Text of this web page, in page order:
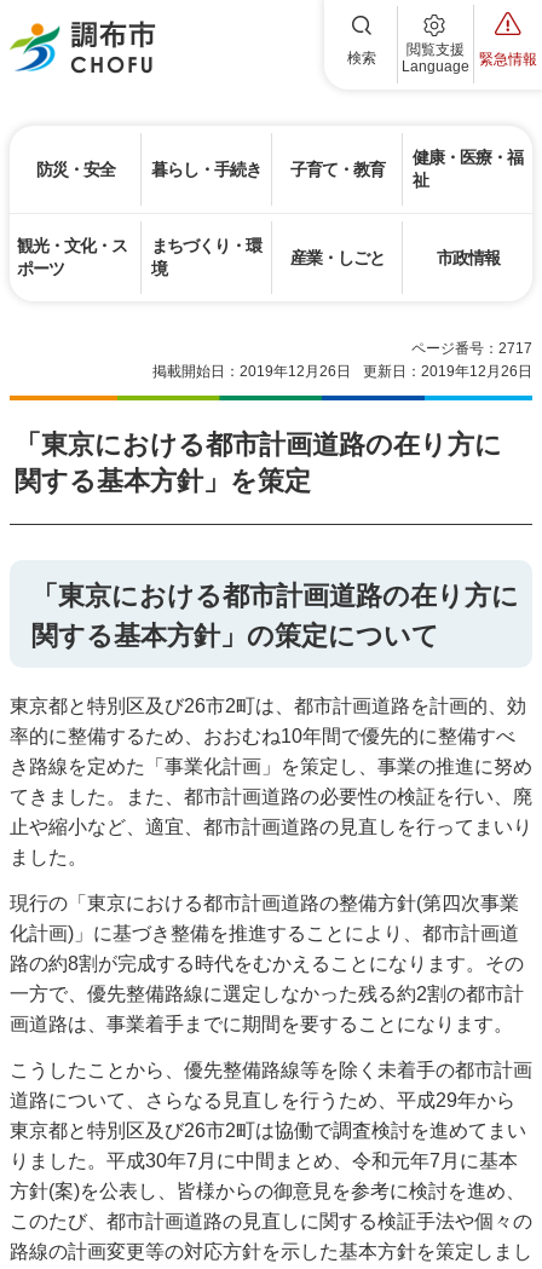
調布市 検索
閲覧支援
Language
緊急情報
防災・安全 暮らし・手続き 子育て・教育
健康・医療・福
祉
観光・文化・ス
ポーツ
まちづくり・環
境
産業・しごと 市政情報
ページ番号：2717
掲載開始日：2019年12月26日
更新日：2019年12月26日
「東京における都市計画道路の在り方に
関する基本方針」を策定
「東京における都市計画道路の在り方に
関する基本方針」の策定について
東京都と特別区及び26市2町は、都市計画道路を計画的、効
率的に整備するため、おおむね10年間で優先的に整備すべ
き路線を定めた「事業化計画」を策定し、事業の推進に努め
てきました。また、都市計画道路の必要性の検証を行い、廃
止や縮小など、適宜、都市計画道路の見直しを行ってまいり
ました。
現行の「東京における都市計画道路の整備方針(第四次事業
化計画)」に基づき整備を推進することにより、都市計画道
路の約8割が完成する時代をむかえることになります。その
一方で、優先整備路線に選定しなかった残る約2割の都市計
画道路は、事業着手までに期間を要することになります。
こうしたことから、優先整備路線等を除く未着手の都市計画
道路について、さらなる見直しを行うため、平成29年から
東京都と特別区及び26市2町は協働で調査検討を進めてまい
りました。平成30年7月に中間まとめ、令和元年7月に基本
方針(案)を公表し、皆様からの御意見を参考に検討を進め、
このたび、都市計画道路の見直しに関する検証手法や個々の
路線の計画変更等の対応方針を示した基本方針を策定しまし